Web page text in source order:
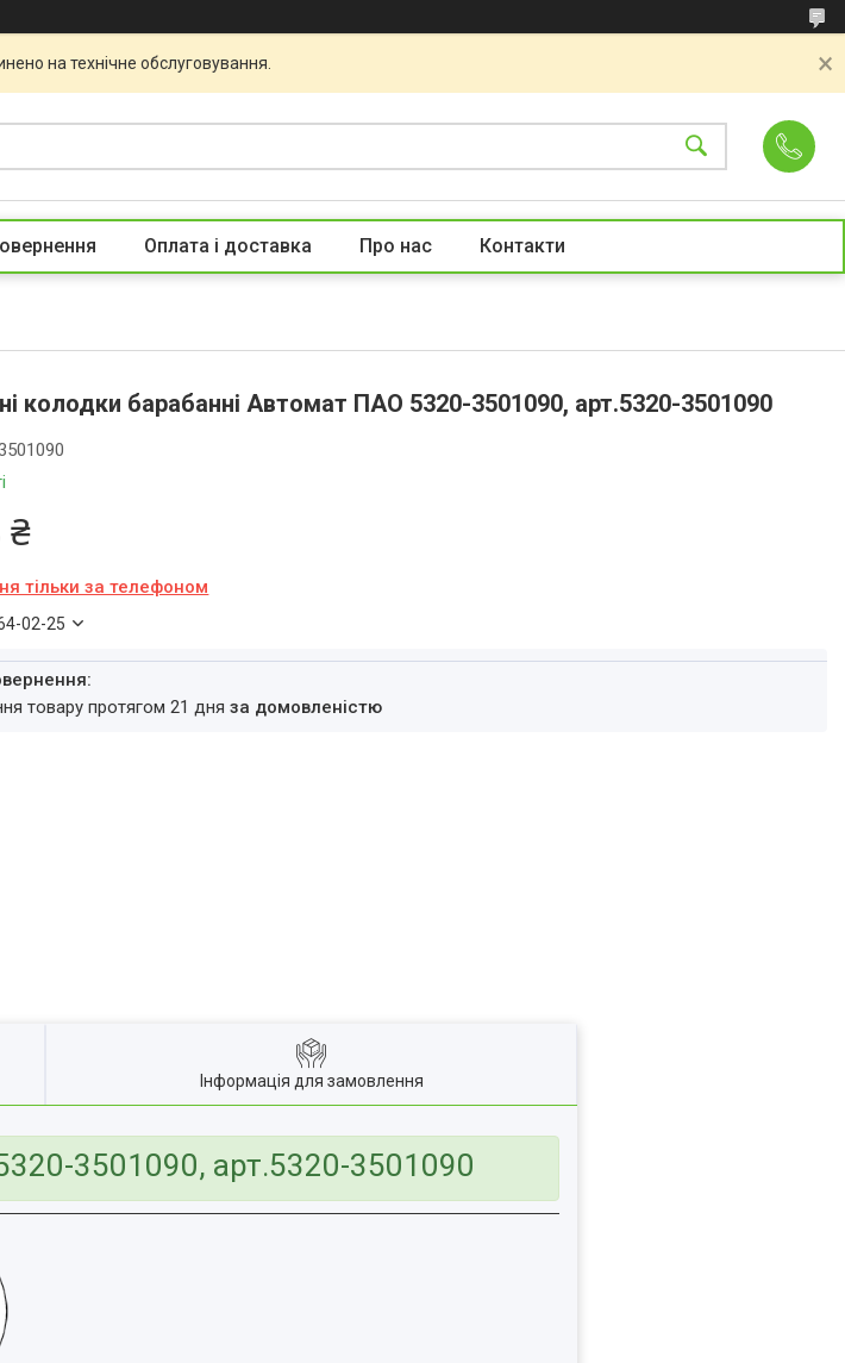
на технічне обслуговування.
Оплата і доставка Про нас Контакти
колодки барабанні Автомат ПАО 5320-3501090, арт.5320-3501090
₴
тільки за телефоном
02-25
товару протягом 21 дняза домовленістю
Інформація для замовлення
3501090, арт.5320-3501090